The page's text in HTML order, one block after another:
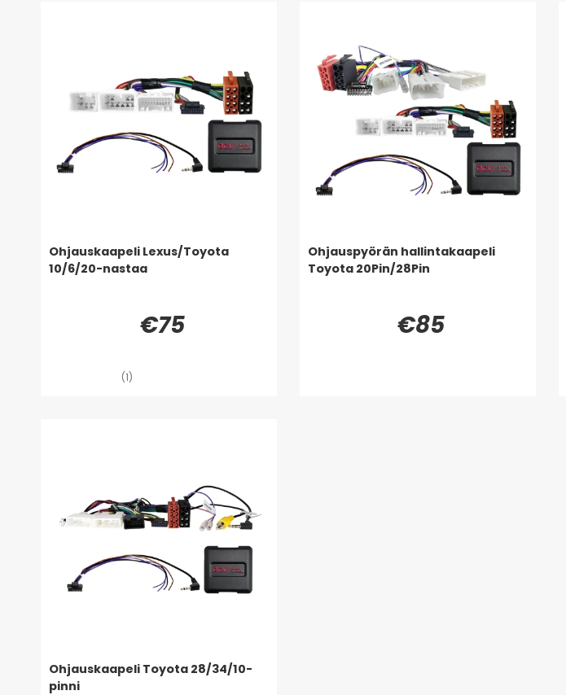
Ohjauskaapeli Lexus/Toyota
10/6/20-nastaa
€75
(1)
Ohjauspyörän hallintakaapeli
Toyota 20Pin/28Pin
€85
Ohjauskaapeli Toyota 28/34/10-
pinni